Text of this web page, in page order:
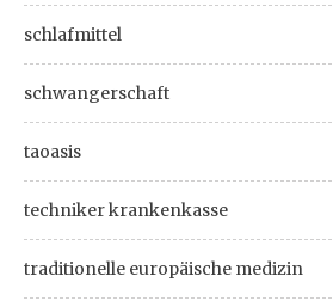
schlafmittel
schwangerschaft
taoasis
techniker krankenkasse
traditionelle europäische medizin